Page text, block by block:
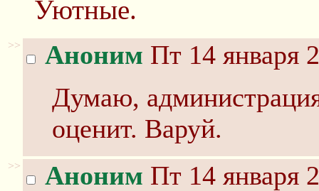
Уютные.
>> Аноним Пт 14 января
Думаю,
оценит. Варуй.
>> Аноним Пт 14 января